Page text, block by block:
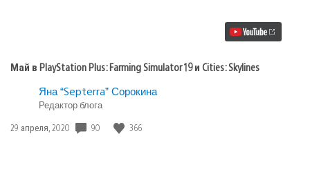
19
Май в PlayStation Plus: Farming Simulator 19 и Cities: Skylines
Яна “Septerra” Сорокина
Редактор блога
Дата
29 апреля, 2020 90 366